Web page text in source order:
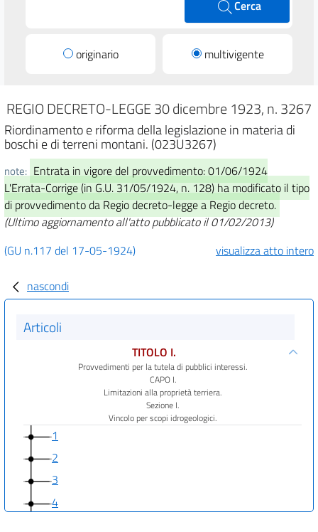
Cerca
originario multivigente
REGIO DECRETO-LEGGE 30 dicembre 1923, n. 3267
Riordinamento e riforma della legislazione in materia di
boschi e di terreni montani. (023U3267)
note: Entrata in vigore del provvedimento: 01/06/1924
L'Errata-Corrige (in G.U. 31/05/1924, n. 128) ha modificato il tipo
di provvedimento da Regio decreto-legge a Regio decreto.
(Ultimo aggiornamento all'atto pubblicato il 01/02/2013)
(GU n.117 del 17-05-1924)
visualizza atto intero
nascondi
Articoli
TITOLO I.
Provvedimenti per la tutela di pubblici interessi.
CAPO I.
Limitazioni alla proprietà terriera.
Sezione I.
Vincolo per scopi idrogeologici.
1
2
3
4